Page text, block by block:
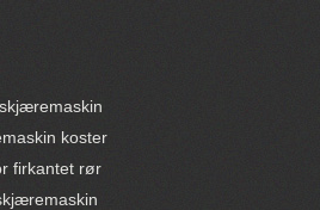
koster
firkantet rør